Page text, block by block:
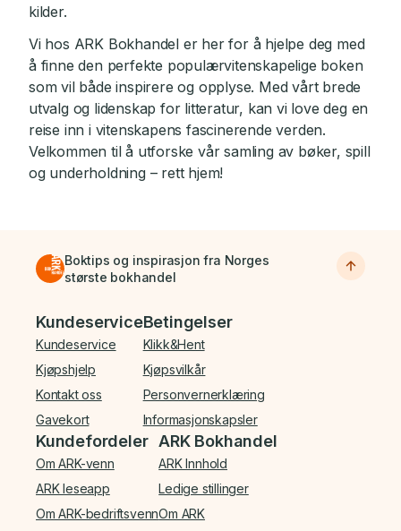
kilder.
Vi hos ARK Bokhandel er her for å hjelpe deg med
å finne den perfekte populærvitenskapelige boken
som vil både inspirere og opplyse. Med vårt brede
utvalg og lidenskap for litteratur, kan vi love deg en
reise inn i vitenskapens fascinerende verden.
Velkommen til å utforske vår samling av bøker, spill
og underholdning – rett hjem!
Boktips og inspirasjon fra Norges
største bokhandel
Bunnmeny
Kundeservice
Kundeservice
Kjøpshjelp
Kontakt oss
Gavekort
Betingelser
Klikk&Hent
Kjøpsvilkår
Personvernerklæring
Informasjonskapsler
Kundefordeler
Om ARK-venn
ARK leseapp
Om ARK-bedriftsvenn
ARK Bokhandel
ARK Innhold
Ledige stillinger
Om ARK